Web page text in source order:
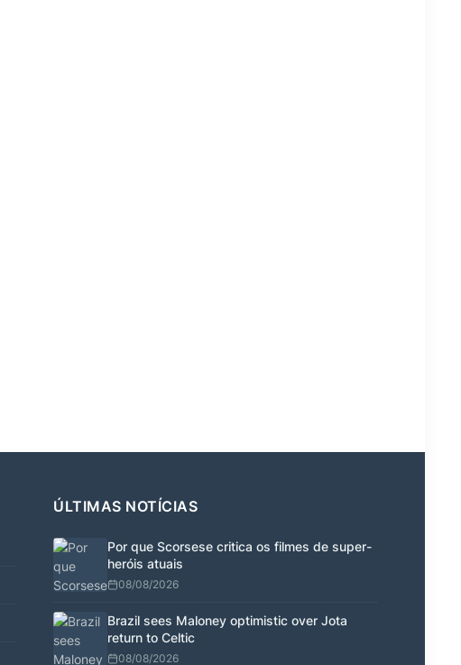
ÚLTIMAS NOTÍCIAS
Por que Scorsese critica os filmes de super-
heróis atuais
08/08/2026
Brazil sees Maloney optimistic over Jota
return to Celtic
08/08/2026